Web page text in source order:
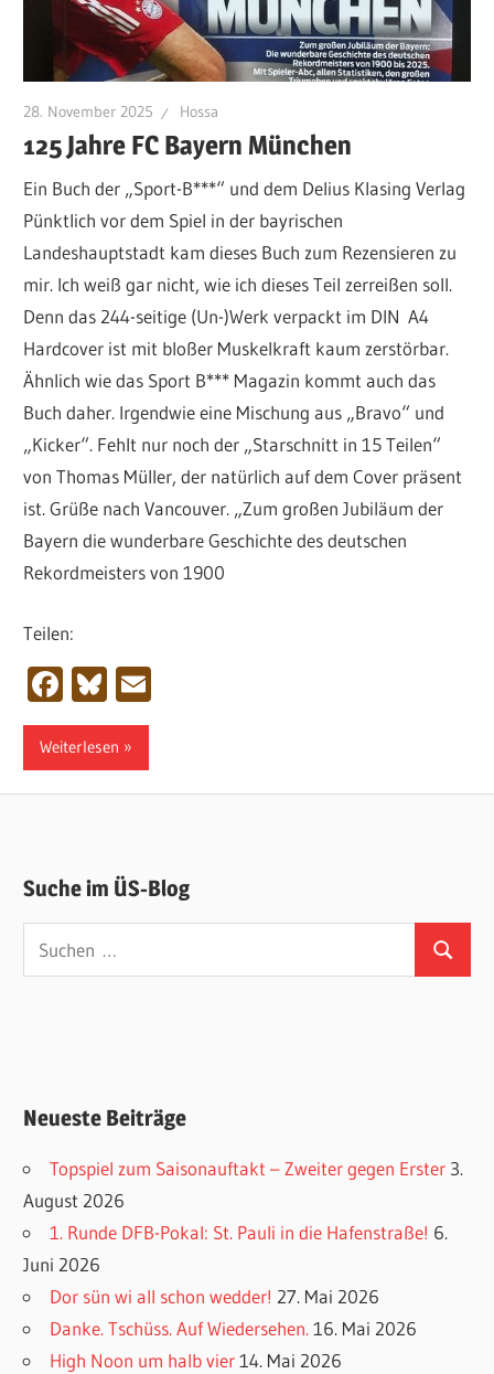
28. November 2025 Hossa
125 Jahre FC Bayern München
Ein Buch der „Sport-B***“ und dem Delius Klasing Verlag
Pünktlich vor dem Spiel in der bayrischen
Landeshauptstadt kam dieses Buch zum Rezensieren zu
mir. Ich weiß gar nicht, wie ich dieses Teil zerreißen soll.
Denn das 244-seitige (Un-)Werk verpackt im DIN A4
Hardcover ist mit bloßer Muskelkraft kaum zerstörbar.
Ähnlich wie das Sport B*** Magazin kommt auch das
Buch daher. Irgendwie eine Mischung aus „Bravo“ und
„Kicker“. Fehlt nur noch der „Starschnitt in 15 Teilen“
von Thomas Müller, der natürlich auf dem Cover präsent
ist. Grüße nach Vancouver. „Zum großen Jubiläum der
Bayern die wunderbare Geschichte des deutschen
Rekordmeisters von 1900
Teilen:
Facebook
Bluesky
Weiterlesen
Suche im ÜS-Blog
Suchen
nach:
Suchen
Neueste Beiträge
Topspiel zum Saisonauftakt – Zweiter gegen Erster 3.
August 2026
1. Runde DFB-Pokal: St. Pauli in die Hafenstraße! 6.
Juni 2026
Dor sün wi all schon wedder! 27. Mai 2026
Danke. Tschüss. Auf Wiedersehen. 16. Mai 2026
High Noon um halb vier 14. Mai 2026